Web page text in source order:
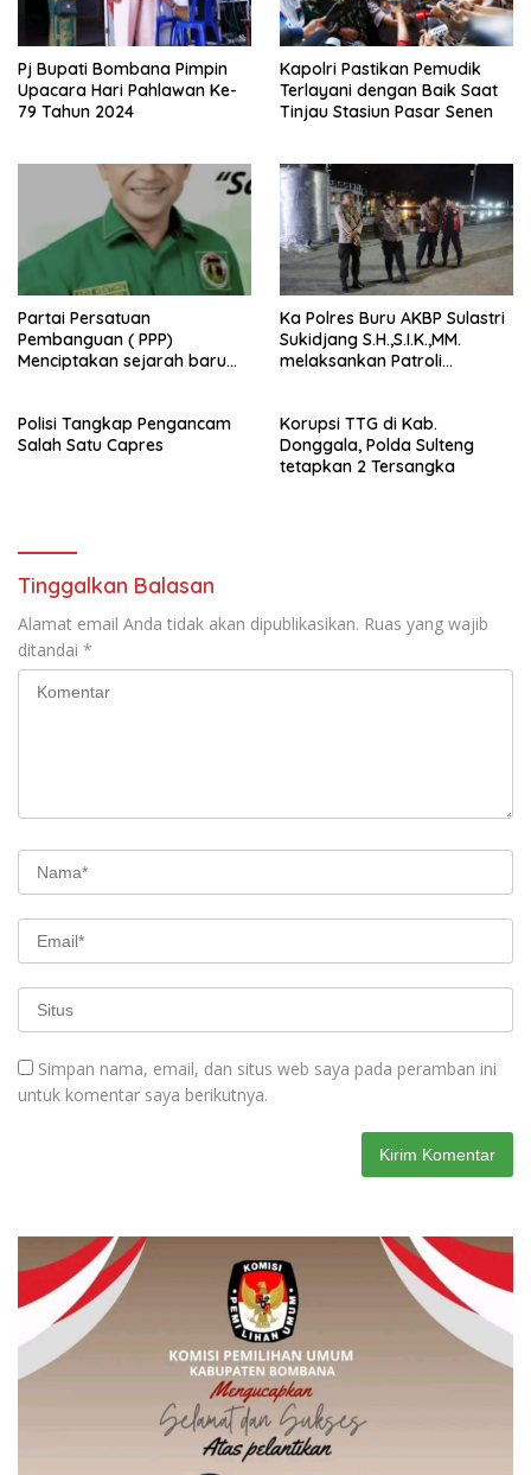
Pj Bupati Bombana Pimpin
Upacara Hari Pahlawan Ke-
79 Tahun 2024
Kapolri Pastikan Pemudik
Terlayani dengan Baik Saat
Tinjau Stasiun Pasar Senen
Partai Persatuan
Pembanguan ( PPP)
Menciptakan sejarah baru
Buru (Namlea).
Ka Polres Buru AKBP Sulastri
Sukidjang S.H.,S.I.K.,MM.
melaksankan Patroli
Polisi Tangkap Pengancam
Salah Satu Capres
Korupsi TTG di Kab.
Donggala, Polda Sulteng
tetapkan 2 Tersangka
Tinggalkan Balasan
Alamat email Anda tidak akan dipublikasikan. Ruas yang wajib
ditandai *
Simpan nama, email, dan situs web saya pada peramban ini
untuk komentar saya berikutnya.